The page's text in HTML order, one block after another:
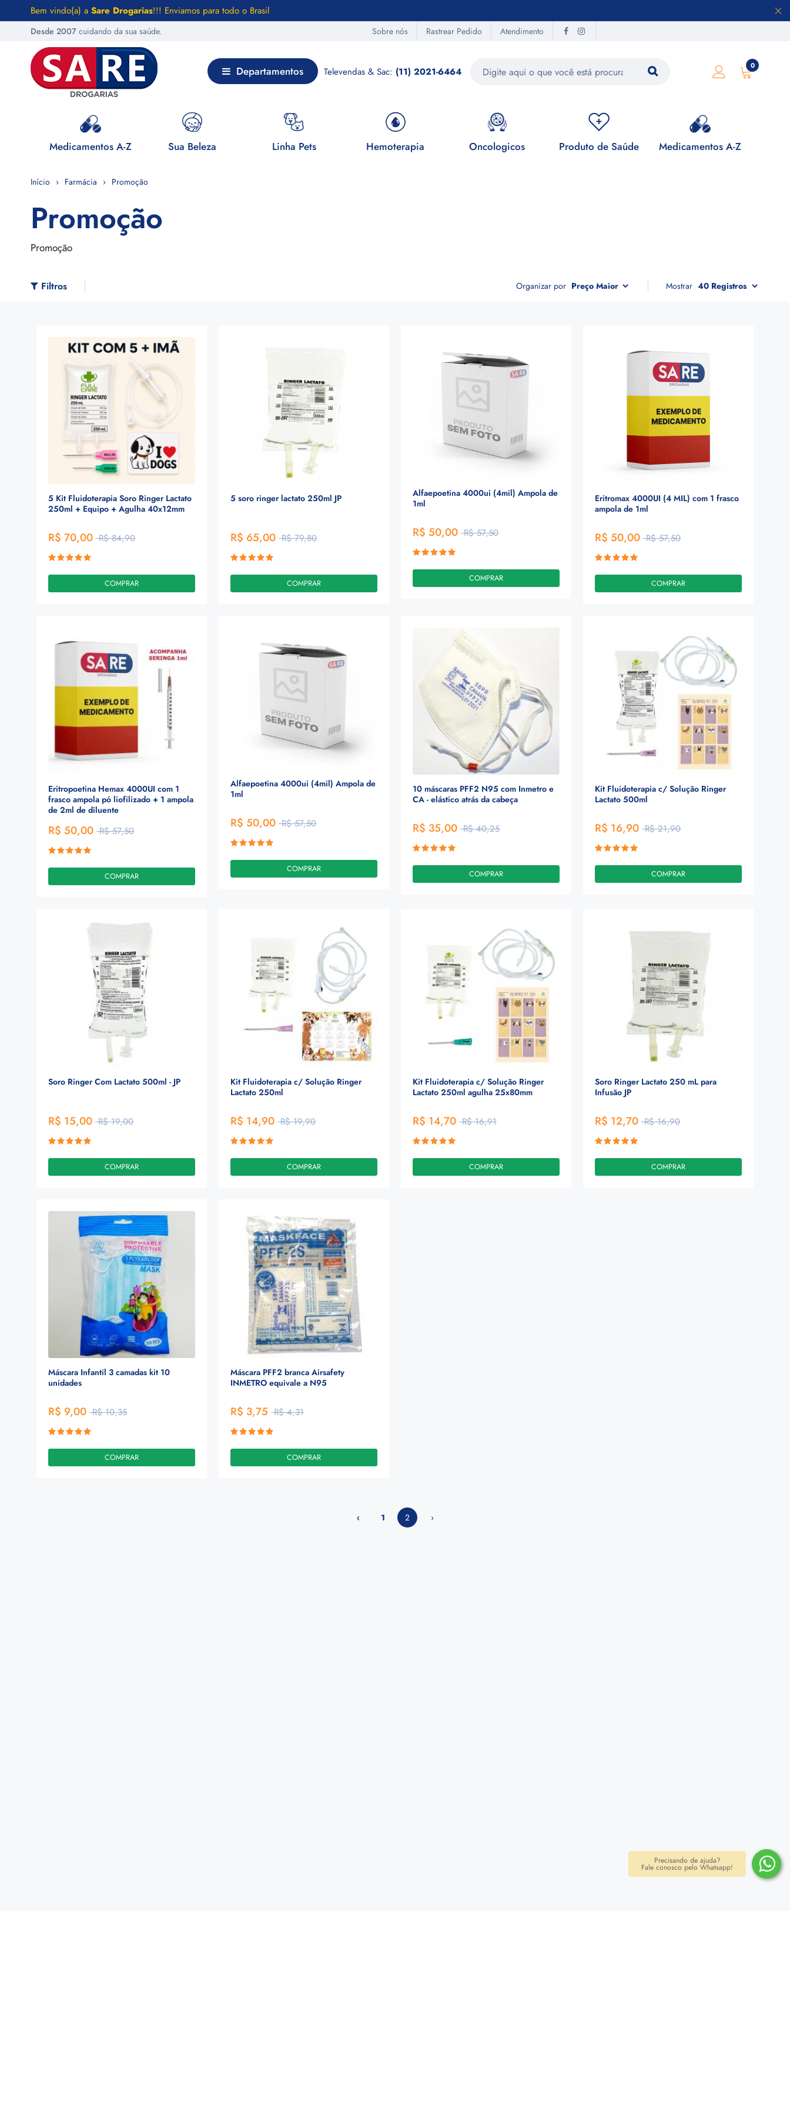
Bem vindo(a) a Sare Drogarias!!! Enviamos para todo o Brasil
Desde 2007 cuidando da sua saúde. Sobre nós Rastrear Pedido Atendimento
0
Televendas & Sac: (11) 2021-6464
Departamentos
Medicamentos A-Z Sua Beleza Linha Pets Hemoterapia Oncologicos Produto de Saúde Medicamentos A-Z
Início Farmácia Promoção
Promoção
Promoção
Filtros Organizar por Mostrar
5 Kit Fluidoterapia Soro Ringer Lactato
250ml + Equipo + Agulha 40x12mm
R$ 70,00 R$ 84,90
COMPRAR
5 soro ringer lactato 250ml JP
R$ 65,00 R$ 79,80
COMPRAR
Alfaepoetina 4000ui (4mil) Ampola de
1ml
R$ 50,00 R$ 57,50
COMPRAR
Eritromax 4000UI (4 MIL) com 1 frasco
ampola de 1ml
R$ 50,00 R$ 57,50
COMPRAR
Eritropoetina Hemax 4000UI com 1
frasco ampola pó liofilizado + 1 ampola
de 2ml de diluente
R$ 50,00 R$ 57,50
COMPRAR
Alfaepoetina 4000ui (4mil) Ampola de
1ml
R$ 50,00 R$ 57,50
COMPRAR
10 máscaras PFF2 N95 com Inmetro e
CA - elástico atrás da cabeça
R$ 35,00 R$ 40,25
COMPRAR
Kit Fluidoterapia c/ Solução Ringer
Lactato 500ml
R$ 16,90 R$ 21,90
COMPRAR
Soro Ringer Com Lactato 500ml - JP
R$ 15,00 R$ 19,00
COMPRAR
Kit Fluidoterapia c/ Solução Ringer
Lactato 250ml
R$ 14,90 R$ 19,90
COMPRAR
Kit Fluidoterapia c/ Solução Ringer
Lactato 250ml agulha 25x80mm
R$ 14,70 R$ 16,91
COMPRAR
Soro Ringer Lactato 250 mL para
Infusão JP
R$ 12,70 R$ 16,90
COMPRAR
Máscara Infantil 3 camadas kit 10
unidades
R$ 9,00 R$ 10,35
COMPRAR
Máscara PFF2 branca Airsafety
INMETRO equivale a N95
R$ 3,75 R$ 4,31
COMPRAR
‹ 1 2 ›
Precisando de ajuda?
Fale conosco pelo Whatsapp!